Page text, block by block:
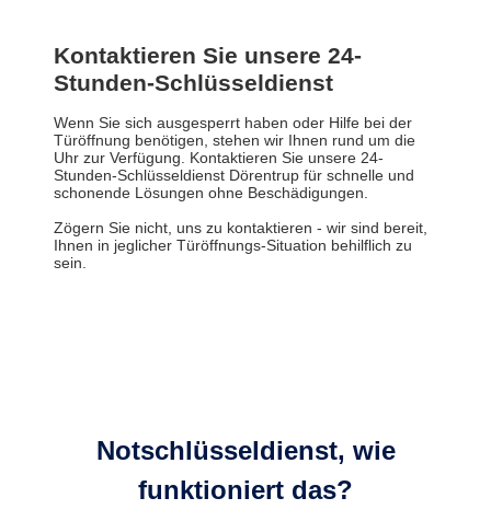
Kontaktieren Sie unsere 24-
Stunden-Schlüsseldienst
Wenn Sie sich ausgesperrt haben oder Hilfe bei der
Türöffnung benötigen, stehen wir Ihnen rund um die
Uhr zur Verfügung. Kontaktieren Sie unsere 24-
Stunden-Schlüsseldienst Dörentrup für schnelle und
schonende Lösungen ohne Beschädigungen.
Zögern Sie nicht, uns zu kontaktieren - wir sind bereit,
Ihnen in jeglicher Türöffnungs-Situation behilflich zu
sein.
Notschlüsseldienst, wie
funktioniert das?